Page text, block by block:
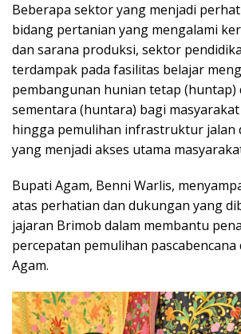
Beberapa sektor yang menjadi
bidang pertanian yang mengalami
dan sarana produksi, sektor
terdampak pada fasilitas belajar
pembangunan hunian tetap (huntap)
sementara (huntara) bagi
hingga pemulihan infrastruktur jalan
yang menjadi akses utama
Bupati Agam, Benni Warlis,
atas perhatian dan dukungan yang
jajaran Brimob dalam membantu
percepatan pemulihan pascabencana
Agam.